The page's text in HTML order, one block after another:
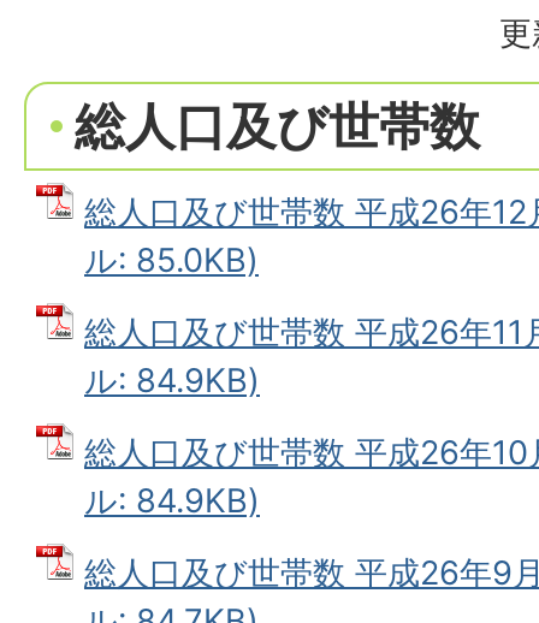
総人口及び世帯数
総人口及び世帯数 平成26年
ル: 85.0KB)
総人口及び世帯数 平成26年
ル: 84.9KB)
総人口及び世帯数 平成26年
ル: 84.9KB)
総人口及び世帯数 平成26年9